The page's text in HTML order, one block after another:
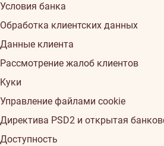
Условия банка
Обработка клиентских данных
Данные клиента
Рассмотрение жалоб клиентов
Kуки
Управление файлами cookie
Директива PSD2 и открытая
Доступность